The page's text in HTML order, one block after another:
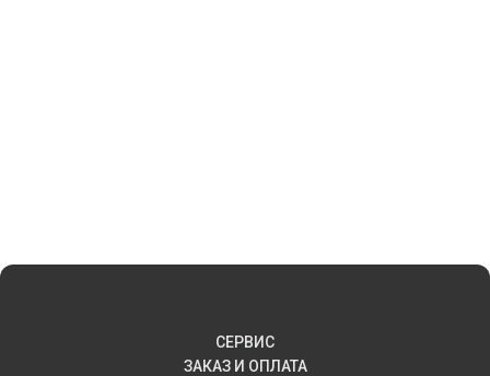
СЕРВИС
ЗАКАЗ И ОПЛАТА